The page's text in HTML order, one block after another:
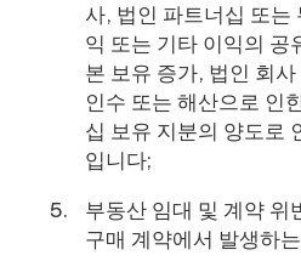
사, 법인 파트너십 또는
익 또는 기타 이익의 공
본 보유 증가, 법인 회
인수 또는 해산으로 인
십 보유 지분의 양도로
입니다;
부동산 임대 및 계약
구매 계약에서 발생하